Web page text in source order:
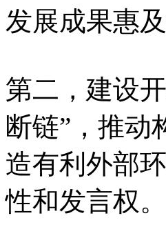
发展成果惠
第二，建设
断链”，推动
造有利外部
性和发言权。